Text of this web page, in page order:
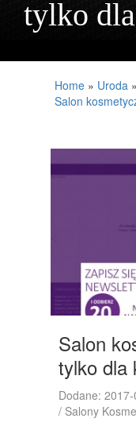
tylko
Home » Uroda »
Salon
Salon
tylko dla
Dodane:
/ Salony